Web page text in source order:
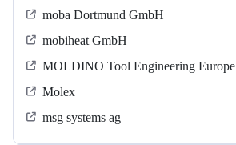
moba Dortmund GmbH
mobiheat GmbH
MOLDINO Tool Engineering Europe
Molex
msg systems ag